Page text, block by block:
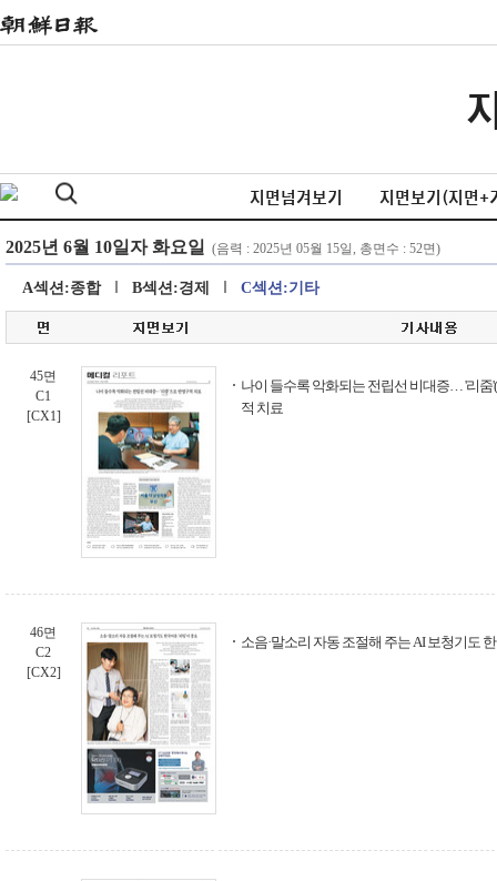
지면넘겨보기 지면보기(지면+
A섹션:종합 B섹션:경제 C섹션:기타
45면
C1
[CX1]
나이 들수록 악화되는 전립선 비대증… '리줌
적 치료
46면
C2
[CX2]
소음·말소리 자동 조절해 주는 AI 보청기도